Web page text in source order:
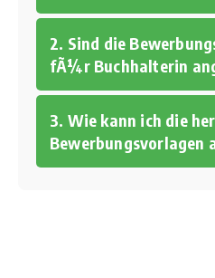
2. Sind die
fÃ¼r Buchhalterin
3. Wie kann ich die
Bewerbungsvorlagen